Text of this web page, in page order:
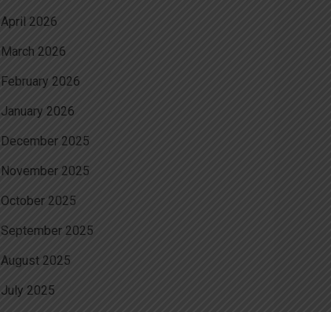
April 2026
March 2026
February 2026
January 2026
December 2025
November 2025
October 2025
September 2025
August 2025
July 2025